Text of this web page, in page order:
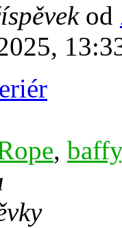
od
, baffy